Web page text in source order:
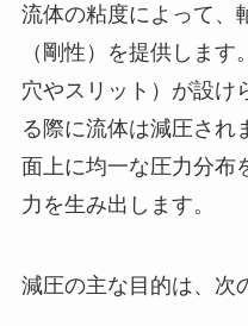
流体の粘度によって、
（剛性）を提供しま
穴やスリット）が設け
る際に流体は減圧され
面上に均一な圧力分布
力を生み出します。
減圧の主な目的は、次